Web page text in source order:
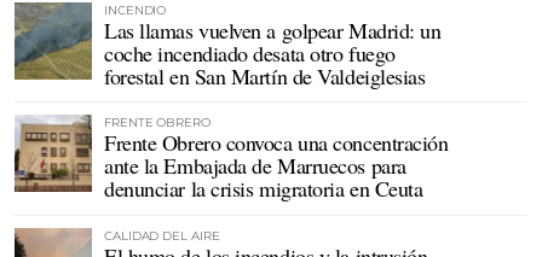
INCENDIO
Las llamas vuelven a golpear Madrid: un
coche incendiado desata otro fuego
forestal en San Martín de Valdeiglesias
FRENTE OBRERO
Frente Obrero convoca una concentración
ante la Embajada de Marruecos para
denunciar la crisis migratoria en Ceuta
CALIDAD DEL AIRE